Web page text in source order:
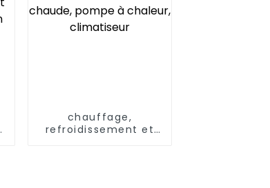
chauffage,
refroidissement et